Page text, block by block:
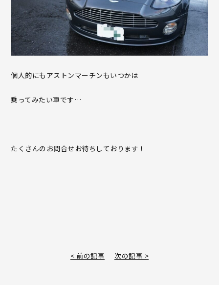
個人的にもアストンマーチンもいつかは
乗ってみたい車です…
たくさんのお問合せお待ちしております！
< 前の記事 次の記事 >